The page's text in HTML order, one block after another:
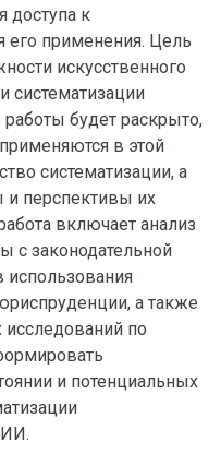
доступа к
его применения. Цель
искусственного
систематизации
будет раскрыто,
в этой
систематизации, а
перспективы их
включает анализ
с законодательной
использования
а также
исследований по
и потенциальных